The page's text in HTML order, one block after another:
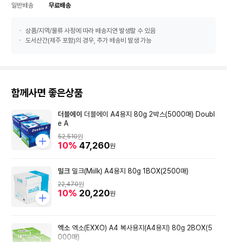
일반배송 무료배송
상품/지역/물류 사정에 따라 배송지연 발생할 수 있음
도서산간(제주 포함)의 경우, 추가 배송비 발생 가능
함께사면 좋은상품
더블에이 더블에이 A4용지 80g 2박스(5000매) Doubl
e A
52,510원
10% 47,260원
밀크 밀크(Miilk) A4용지 80g 1BOX(2500매)
22,470원
10% 20,220원
엑소 엑소(EXXO) A4 복사용지(A4용지) 80g 2BOX(5
000매)